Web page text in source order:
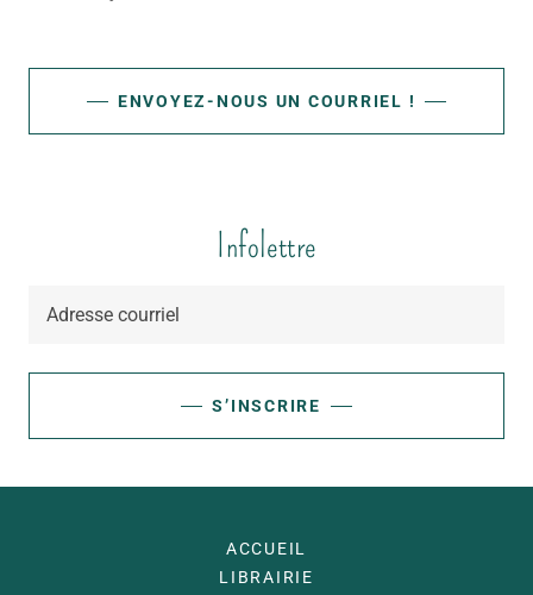
ENVOYEZ-NOUS UN COURRIEL !
Infolettre
Adresse courriel
S’INSCRIRE
ACCUEIL
LIBRAIRIE